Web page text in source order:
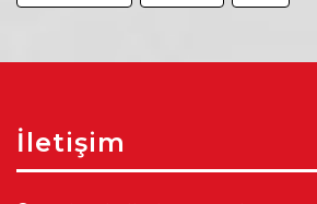
İletişim